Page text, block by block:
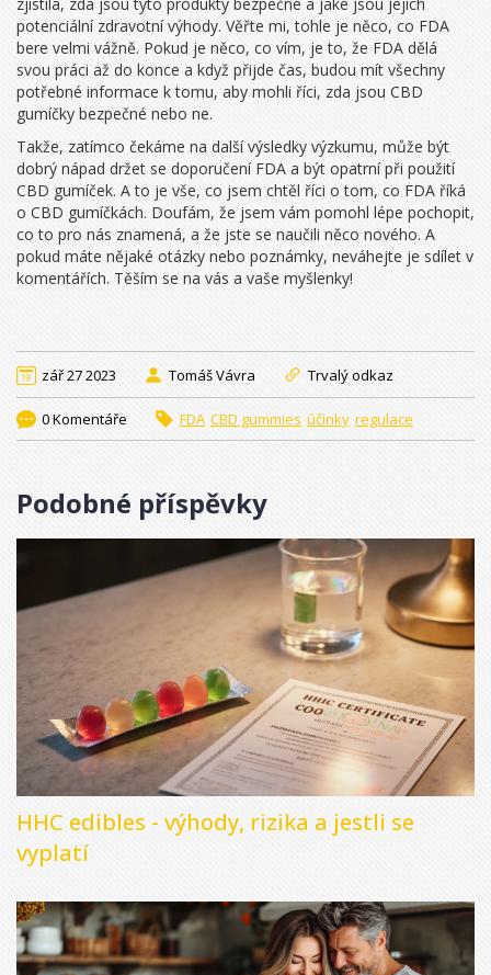
zjistila, zda jsou tyto produkty bezpečné a jaké jsou jejich
potenciální zdravotní výhody. Věřte mi, tohle je něco, co FDA
bere velmi vážně. Pokud je něco, co vím, je to, že FDA dělá
svou práci až do konce a když přijde čas, budou mít všechny
potřebné informace k tomu, aby mohli říci, zda jsou CBD
gumíčky bezpečné nebo ne.
Takže, zatímco čekáme na další výsledky výzkumu, může být
dobrý nápad držet se doporučení FDA a být opatrní při použití
CBD gumíček. A to je vše, co jsem chtěl říci o tom, co FDA říká
o CBD gumíčkách. Doufám, že jsem vám pomohl lépe pochopit,
co to pro nás znamená, a že jste se naučili něco nového. A
pokud máte nějaké otázky nebo poznámky, neváhejte je sdílet v
komentářích. Těším se na vás a vaše myšlenky!
zář 27 2023 Tomáš Vávra Trvalý odkaz
0 Komentáře FDA CBD gummies účinky regulace
Podobné příspěvky
HHC edibles - výhody, rizika a jestli se
vyplatí